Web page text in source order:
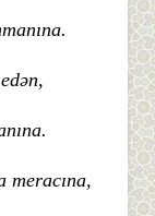
meracına,